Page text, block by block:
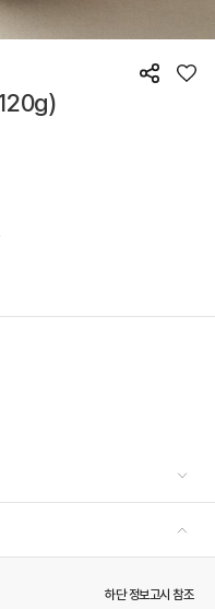
공
좋
하단 정보고시 참조